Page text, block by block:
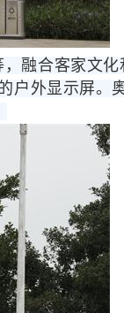
融合客家文化
户外显示屏。